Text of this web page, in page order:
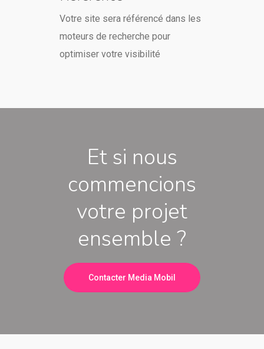
Votre site sera référencé dans les
moteurs de recherche pour
optimiser votre visibilité
Et si nous
commencions
votre projet
ensemble ?
Contacter Media Mobil